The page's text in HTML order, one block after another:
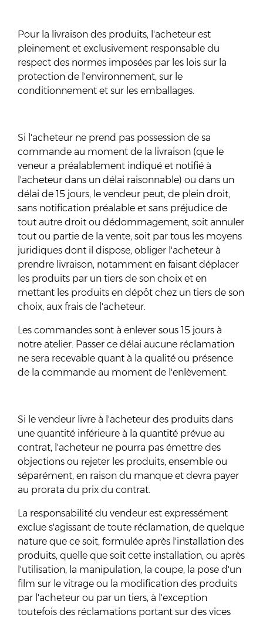
Pour la livraison des produits, l'acheteur est
pleinement et exclusivement responsable du
respect des normes imposées par les lois sur la
protection de l'environnement, sur le
conditionnement et sur les emballages.
Si l'acheteur ne prend pas possession de sa
commande au moment de la livraison (que le
veneur a préalablement indiqué et notifié à
l'acheteur dans un délai raisonnable) ou dans un
délai de 15 jours, le vendeur peut, de plein droit,
sans notification préalable et sans préjudice de
tout autre droit ou dédommagement, soit annuler
tout ou partie de la vente, soit par tous les moyens
juridiques dont il dispose, obliger l'acheteur à
prendre livraison, notamment en faisant déplacer
les produits par un tiers de son choix et en
mettant les produits en dépôt chez un tiers de son
choix, aux frais de l'acheteur.
Les commandes sont à enlever sous 15 jours à
notre atelier. Passer ce délai aucune réclamation
ne sera recevable quant à la qualité ou présence
de la commande au moment de l'enlèvement.
Si le vendeur livre à l'acheteur des produits dans
une quantité inférieure à la quantité prévue au
contrat, l'acheteur ne pourra pas émettre des
objections ou rejeter les produits, ensemble ou
séparément, en raison du manque et devra payer
au prorata du prix du contrat.
La responsabilité du vendeur est expressément
exclue s'agissant de toute réclamation, de quelque
nature que ce soit, formulée après l'installation des
produits, quelle que soit cette installation, ou après
l'utilisation, la manipulation, la coupe, la pose d'un
film sur le vitrage ou la modification des produits
par l'acheteur ou par un tiers, à l'exception
toutefois des réclamations portant sur des vices